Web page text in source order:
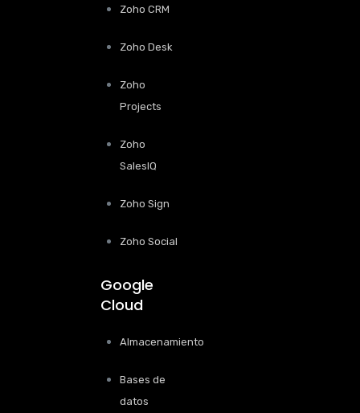
Zoho CRM
Zoho Desk
Zoho
Projects
Zoho
SalesIQ
Zoho Sign
Zoho Social
Google
Cloud
Almacenamiento
Bases de
datos